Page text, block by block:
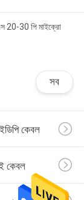
20-30 পি মাইক্রো
সব
কেবল
কেবল